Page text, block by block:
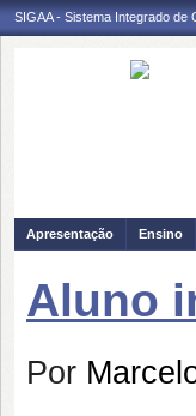
SIGAA - Sistema Integrado de
Apresentação Ensino
Aluno
Por